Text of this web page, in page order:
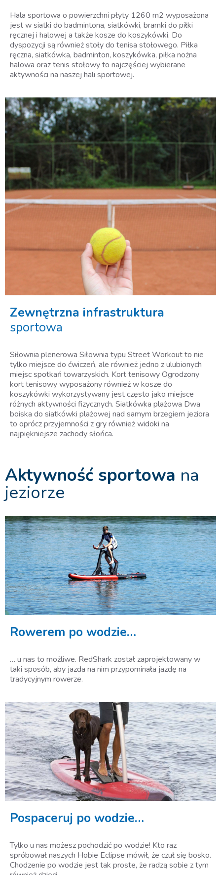
Hala sportowa o powierzchni płyty 1260 m2 wyposażona
jest w siatki do badmintona, siatkówki, bramki do piłki
ręcznej i halowej a także kosze do koszykówki. Do
dyspozycji są również stoły do tenisa stołowego. Piłka
ręczna, siatkówka, badminton, koszykówka, piłka nożna
halowa oraz tenis stołowy to najczęściej wybierane
aktywności na naszej hali sportowej.
Zewnętrzna infrastruktura
sportowa
Siłownia plenerowa Siłownia typu Street Workout to nie
tylko miejsce do ćwiczeń, ale również jedno z ulubionych
miejsc spotkań towarzyskich. Kort tenisowy Ogrodzony
kort tenisowy wyposażony również w kosze do
koszykówki wykorzystywany jest często jako miejsce
różnych aktywności fizycznych. Siatkówka plażowa Dwa
boiska do siatkówki plażowej nad samym brzegiem jeziora
to oprócz przyjemności z gry również widoki na
najpiękniejsze zachody słońca.
Aktywność sportowa na
jeziorze
Rowerem po wodzie…
… u nas to możliwe. RedShark został zaprojektowany w
taki sposób, aby jazda na nim przypominała jazdę na
tradycyjnym rowerze.
Pospaceruj po wodzie…
Tylko u nas możesz pochodzić po wodzie! Kto raz
spróbował naszych Hobie Eclipse mówił, że czuł się bosko.
Chodzenie po wodzie jest tak proste, że radzą sobie z tym